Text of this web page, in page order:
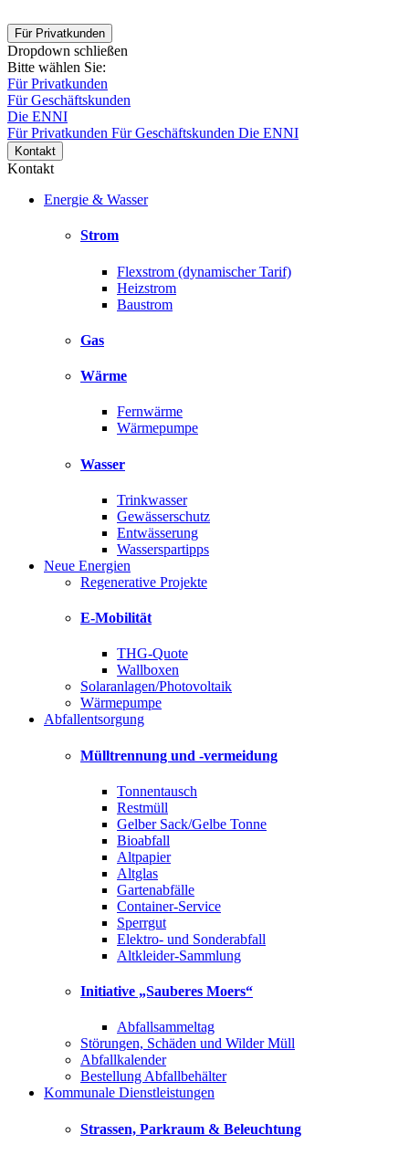
Für Privatkunden
Dropdown schließen
Bitte wählen Sie:
Für Privatkunden
Für Geschäftskunden
Die ENNI
Für Privatkunden Für Geschäftskunden Die ENNI
Kontakt
Kontakt
Energie & Wasser
Strom
Flexstrom (dynamischer Tarif)
Heizstrom
Baustrom
Gas
Wärme
Fernwärme
Wärmepumpe
Wasser
Trinkwasser
Gewässerschutz
Entwässerung
Wasserspartipps
Neue Energien
Regenerative Projekte
E-Mobilität
THG-Quote
Wallboxen
Solaranlagen/Photovoltaik
Wärmepumpe
Abfallentsorgung
Mülltrennung und -vermeidung
Tonnentausch
Restmüll
Gelber Sack/Gelbe Tonne
Bioabfall
Altpapier
Altglas
Gartenabfälle
Container-Service
Sperrgut
Elektro- und Sonderabfall
Altkleider-Sammlung
Initiative „Sauberes Moers“
Abfallsammeltag
Störungen, Schäden und Wilder Müll
Abfallkalender
Bestellung Abfallbehälter
Kommunale Dienstleistungen
Strassen, Parkraum & Beleuchtung